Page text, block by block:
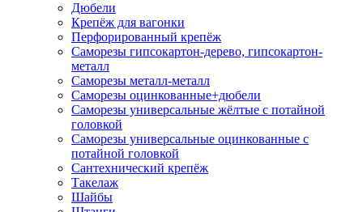
Дюбели
Крепёж для вагонки
Перфорированный крепёж
Саморезы гипсокартон-дерево, гипсокартон-
металл
Саморезы металл-металл
Саморезы оцинкованные+дюбели
Саморезы универсальные жёлтые с потайной
головкой
Саморезы универсальные оцинкованные с
потайной головкой
Сантехнический крепёж
Такелаж
Шайбы